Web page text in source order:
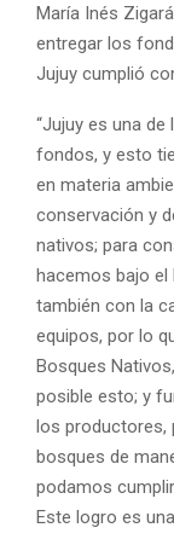
María Inés
entregar los
Jujuy cumplió
“Jujuy es una
fondos, y esto
en materia
conservación y
nativos; para
hacemos bajo el
también con la
equipos, por lo
Bosques
posible esto; y
los productores,
bosques de
podamos
Este logro es